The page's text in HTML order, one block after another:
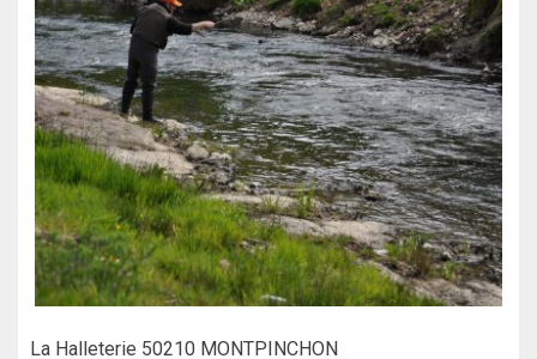
La Halleterie 50210 MONTPINCHON